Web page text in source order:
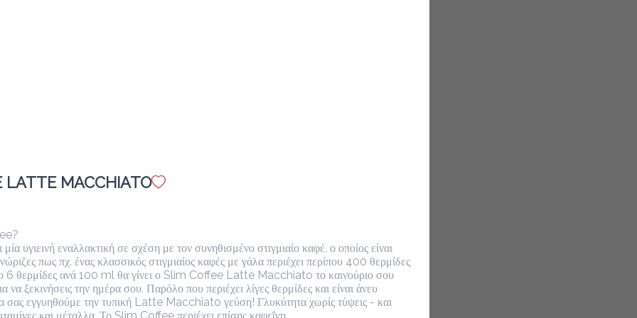
Προσθήκη
LATTE MACCHIATO
υγιεινή εναλλακτική σε σχέση με τον συνηθισμένο στιγμιαίο καφέ, ο οποίος είναι
πως πχ. ένας κλασσικός στιγμιαίος καφές με γάλα περιέχει περίπου 400 θερμίδες
θερμίδες ανά 100 ml θα γίνει ο Slim Coffee Latte Macchiato το καινούριο σου
να ξεκινήσεις την ημέρα σου. Παρόλο που περιέχει λίγες θερμίδες και είναι άνευ
σας εγγυηθούμε την τυπική Latte Macchiato γεύση! Γλυκύτητα χωρίς τύψεις - και